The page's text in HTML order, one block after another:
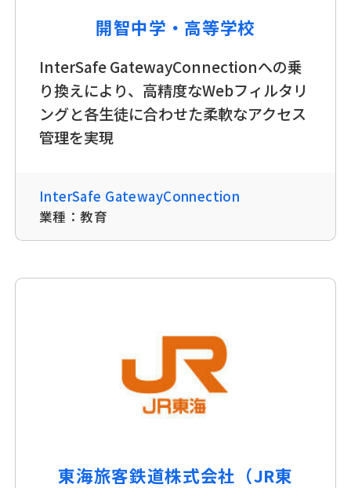
開智中学・高等学校
InterSafe GatewayConnectionへの乗
り換えにより、高精度なWebフィルタリ
ングと各生徒に合わせた柔軟なアクセス
管理を実現
InterSafe GatewayConnection
業種：教育
東海旅客鉄道株式会社（JR東